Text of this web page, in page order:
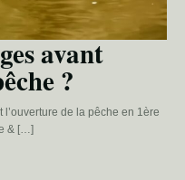
avant
?
de la pêche en 1ère
& […]